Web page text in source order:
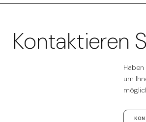
Kontaktieren
um